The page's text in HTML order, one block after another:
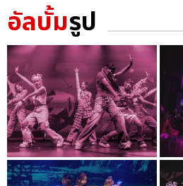
อัลบั้มรูป